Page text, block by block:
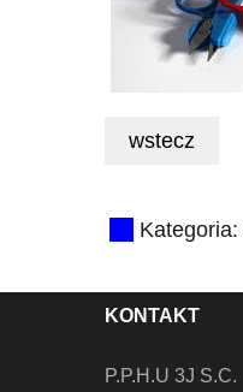
Kategoria:
KONTAKT
P.P.H.U 3J S.C.